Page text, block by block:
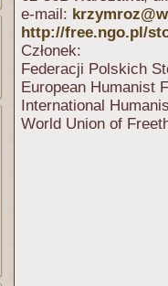
e-mail:
http://free.ngo.pl/
Członek:
Federacji Polskich
European Humanist
International
World Union of